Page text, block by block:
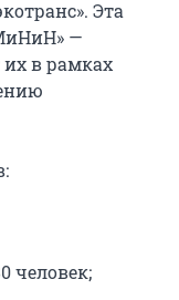
Эта
—
в рамках
человек;